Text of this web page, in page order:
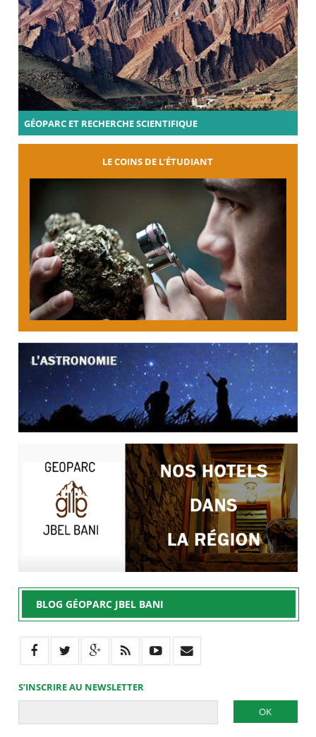
GÉOPARC ET RECHERCHE SCIENTIFIQUE
LE COINS DE L’ÉTUDIANT
BLOG GÉOPARC JBEL BANI
S’INSCRIRE AU NEWSLETTER